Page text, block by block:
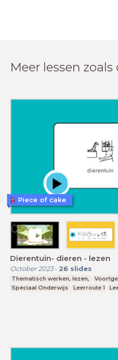
Meer lessen zoals
Dierentuin- dieren - lezen
October 2023- 26 slides
Thematisch werken, lezen,
Speciaal Onderwijs
Leerroute 1
Piece of cake